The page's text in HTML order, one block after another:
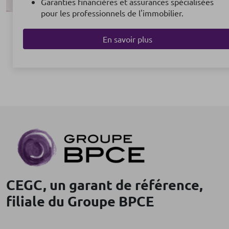
pour les professionnels de l'immobilier.
En savoir plus
CEGC, un garant de référence,
filiale du Groupe BPCE